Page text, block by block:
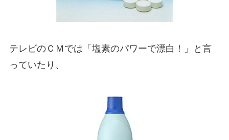
テレビのＣＭでは「塩素のパワーで漂白！」と言
っていたり、